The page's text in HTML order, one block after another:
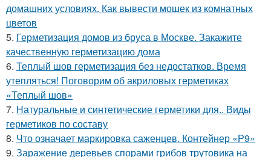
домашних условиях. Как вывести мошек из комнатных
цветов
5. Герметизация домов из бруса в Москве. Закажите
качественную герметизацию дома
6. Теплый шов герметизация без недостатков. Время
утепляться! Поговорим об акриловых герметиках
«Теплый шов»
7. Натуральные и синтетические герметики для.. Виды
герметиков по составу
8. Что означает маркировка саженцев. Контейнер «Р9»
9. Заражение деревьев спорами грибов трутовика на